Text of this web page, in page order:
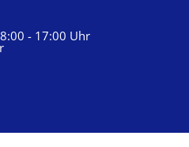
- 17:00 Uhr